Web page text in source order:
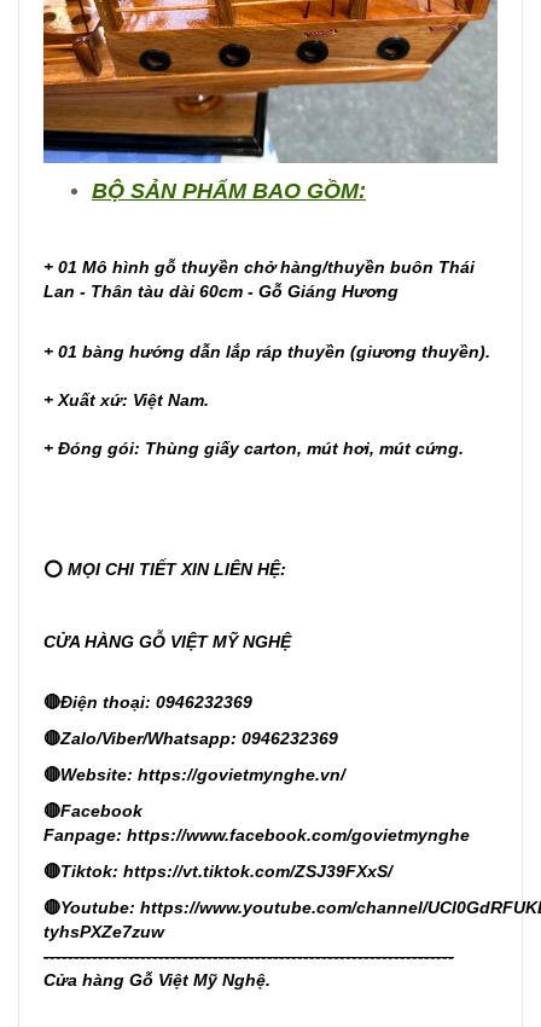
BỘ SẢN PHẨM BAO GỒM:
+ 01 Mô hình gỗ thuyền chở hàng/thuyền buôn Thái
Lan - Thân tàu dài 60cm - Gỗ Giáng Hương
+ 01 bàng hướng dẫn lắp ráp thuyền (giương thuyền).
+ Xuất xứ: Việt Nam.
+ Đóng gói: Thùng giấy carton, mút hơi, mút cứng.
⭕ MỌI CHI TIẾT XIN LIÊN HỆ:
CỬA HÀNG GỖ VIỆT MỸ NGHỆ
🔴Điện thoại: 0946232369
🔴Zalo/Viber/Whatsapp: 0946232369
🔴Website: https://govietmynghe.vn/
🔴Facebook
Fanpage: https://www.facebook.com/govietmynghe
🔴Tiktok: https://vt.tiktok.com/ZSJ39FXxS/
🔴Youtube: https://www.youtube.com/channel/
tyhsPXZe7zuw
--------------------------------------------------------------------
Cửa hàng Gỗ Việt Mỹ Nghệ.